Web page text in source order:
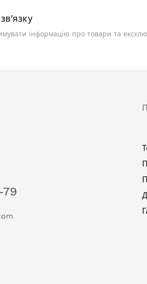
інформацію про товари та